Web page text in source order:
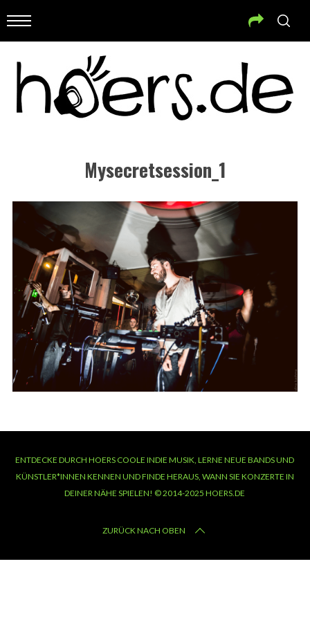
Mysecretsession_1
ENTDECKE DURCH HOERS COOLE INDIE MUSIK, LERNE NEUE BANDS UND
KÜNSTLER*INNEN KENNEN UND FINDE HERAUS, WANN SIE KONZERTE IN
DEINER NÄHE SPIELEN! © 2014-2025 HOERS.DE
ZURÜCK NACH OBEN